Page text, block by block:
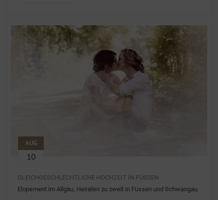
AUG
10
GLEICHGESCHLECHTLICHE HOCHZEIT IN FÜSSEN
Elopement im Allgäu, Heiraten zu zweit in Füssen und Schwangau